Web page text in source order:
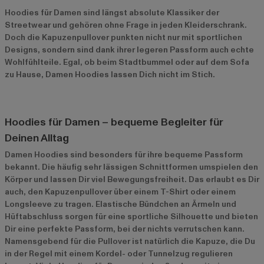
Hoodies für Damen sind längst absolute Klassiker der
Streetwear und gehören ohne Frage in jeden Kleiderschrank.
Doch die Kapuzenpullover punkten nicht nur mit sportlichen
Designs, sondern sind dank ihrer legeren Passform auch echte
Wohlfühlteile. Egal, ob beim Stadtbummel oder auf dem Sofa
zu Hause, Damen Hoodies lassen Dich nicht im Stich.
Hoodies für Damen – bequeme Begleiter für
Deinen Alltag
Damen Hoodies sind besonders für ihre bequeme Passform
bekannt. Die häufig sehr lässigen Schnittformen umspielen den
Körper und lassen Dir viel Bewegungsfreiheit. Das erlaubt es Dir
auch, den Kapuzenpullover über einem T-Shirt oder einem
Longsleeve zu tragen. Elastische Bündchen an Ärmeln und
Hüftabschluss sorgen für eine sportliche Silhouette und bieten
Dir eine perfekte Passform, bei der nichts verrutschen kann.
Namensgebend für die Pullover ist natürlich die Kapuze, die Du
in der Regel mit einem Kordel- oder Tunnelzug regulieren